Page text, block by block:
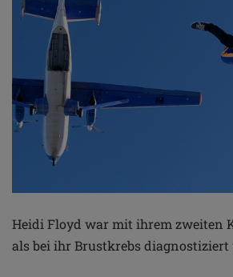
Heidi Floyd war mit ihrem zweiten
als bei ihr Brustkrebsdiagnostiziert